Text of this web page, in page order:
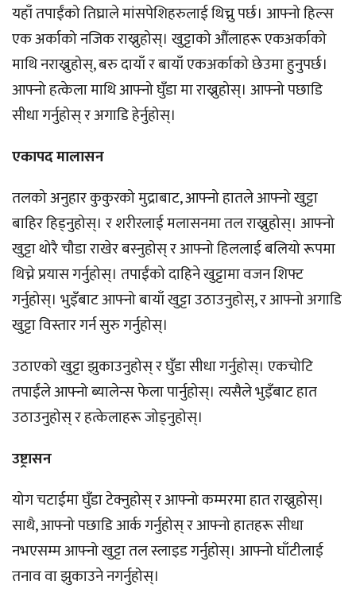
यहाँ तपाईंको तिघ्राले मांसपेशिहरुलाई थिच्नु पर्छ। आफ्नो हिल्स
एक अर्काको नजिक राख्नुहोस्। खुट्टाको औंलाहरू एकअर्काको
माथि नराख्नुहोस्, बरु दायाँ र बायाँ एकअर्काको छेउमा हुनुपर्छ।
आफ्नो हत्केला माथि आफ्नो घुँडा मा राख्नुहोस्। आफ्नो पछाडि
सीधा गर्नुहोस् र अगाडि हेर्नुहोस्।
एकापद मालासन
तलको अनुहार कुकुरको मुद्राबाट, आफ्नो हातले आफ्नो खुट्टा
बाहिर हिड्नुहोस्। र शरीरलाई मलासनमा तल राख्नुहोस्। आफ्नो
खुट्टा थोरै चौडा राखेर बस्नुहोस् र आफ्नो हिललाई बलियो रूपमा
थिच्ने प्रयास गर्नुहोस्। तपाईंको दाहिने खुट्टामा वजन शिफ्ट
गर्नुहोस्। भुइँबाट आफ्नो बायाँ खुट्टा उठाउनुहोस्, र आफ्नो अगाडि
खुट्टा विस्तार गर्न सुरु गर्नुहोस्।
उठाएको खुट्टा झुकाउनुहोस् र घुँडा सीधा गर्नुहोस्। एकचोटि
तपाईंले आफ्नो ब्यालेन्स फेला पार्नुहोस्। त्यसैले भुइँबाट हात
उठाउनुहोस् र हत्केलाहरू जोड्नुहोस्।
उष्ट्रासन
योग चटाईमा घुँडा टेक्नुहोस् र आफ्नो कम्मरमा हात राख्नुहोस्।
साथै, आफ्नो पछाडि आर्क गर्नुहोस् र आफ्नो हातहरू सीधा
नभएसम्म आफ्नो खुट्टा तल स्लाइड गर्नुहोस्। आफ्नो घाँटीलाई
तनाव वा झुकाउने नगर्नुहोस्।